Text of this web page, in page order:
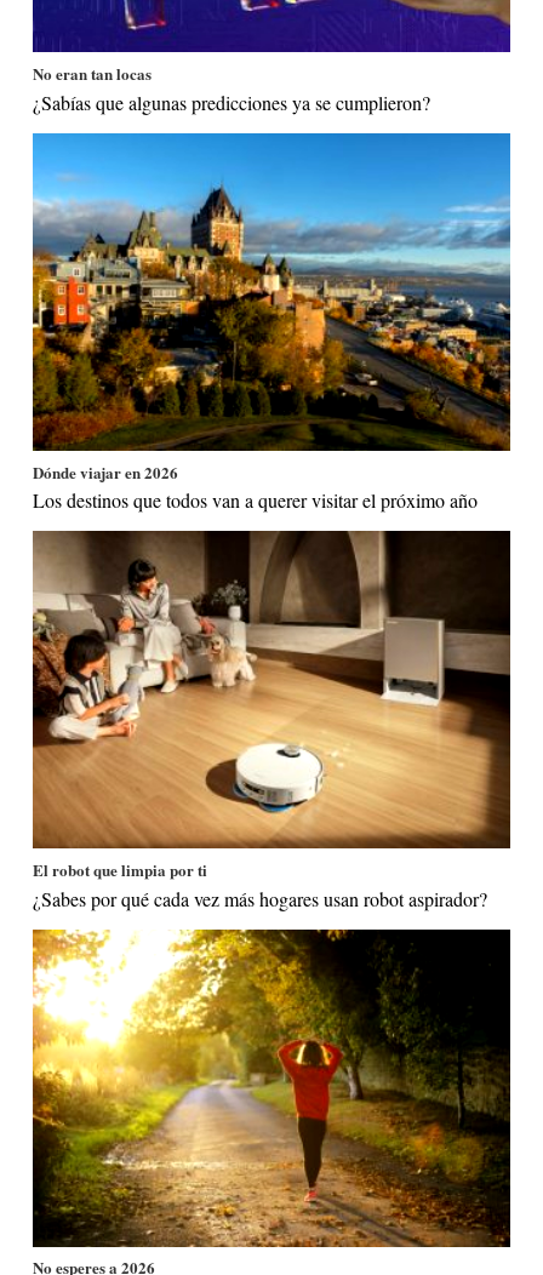
No eran tan locas
¿Sabías que algunas predicciones ya se cumplieron?
Dónde viajar en 2026
Los destinos que todos van a querer visitar el próximo año
El robot que limpia por ti
¿Sabes por qué cada vez más hogares usan robot aspirador?
No esperes a 2026